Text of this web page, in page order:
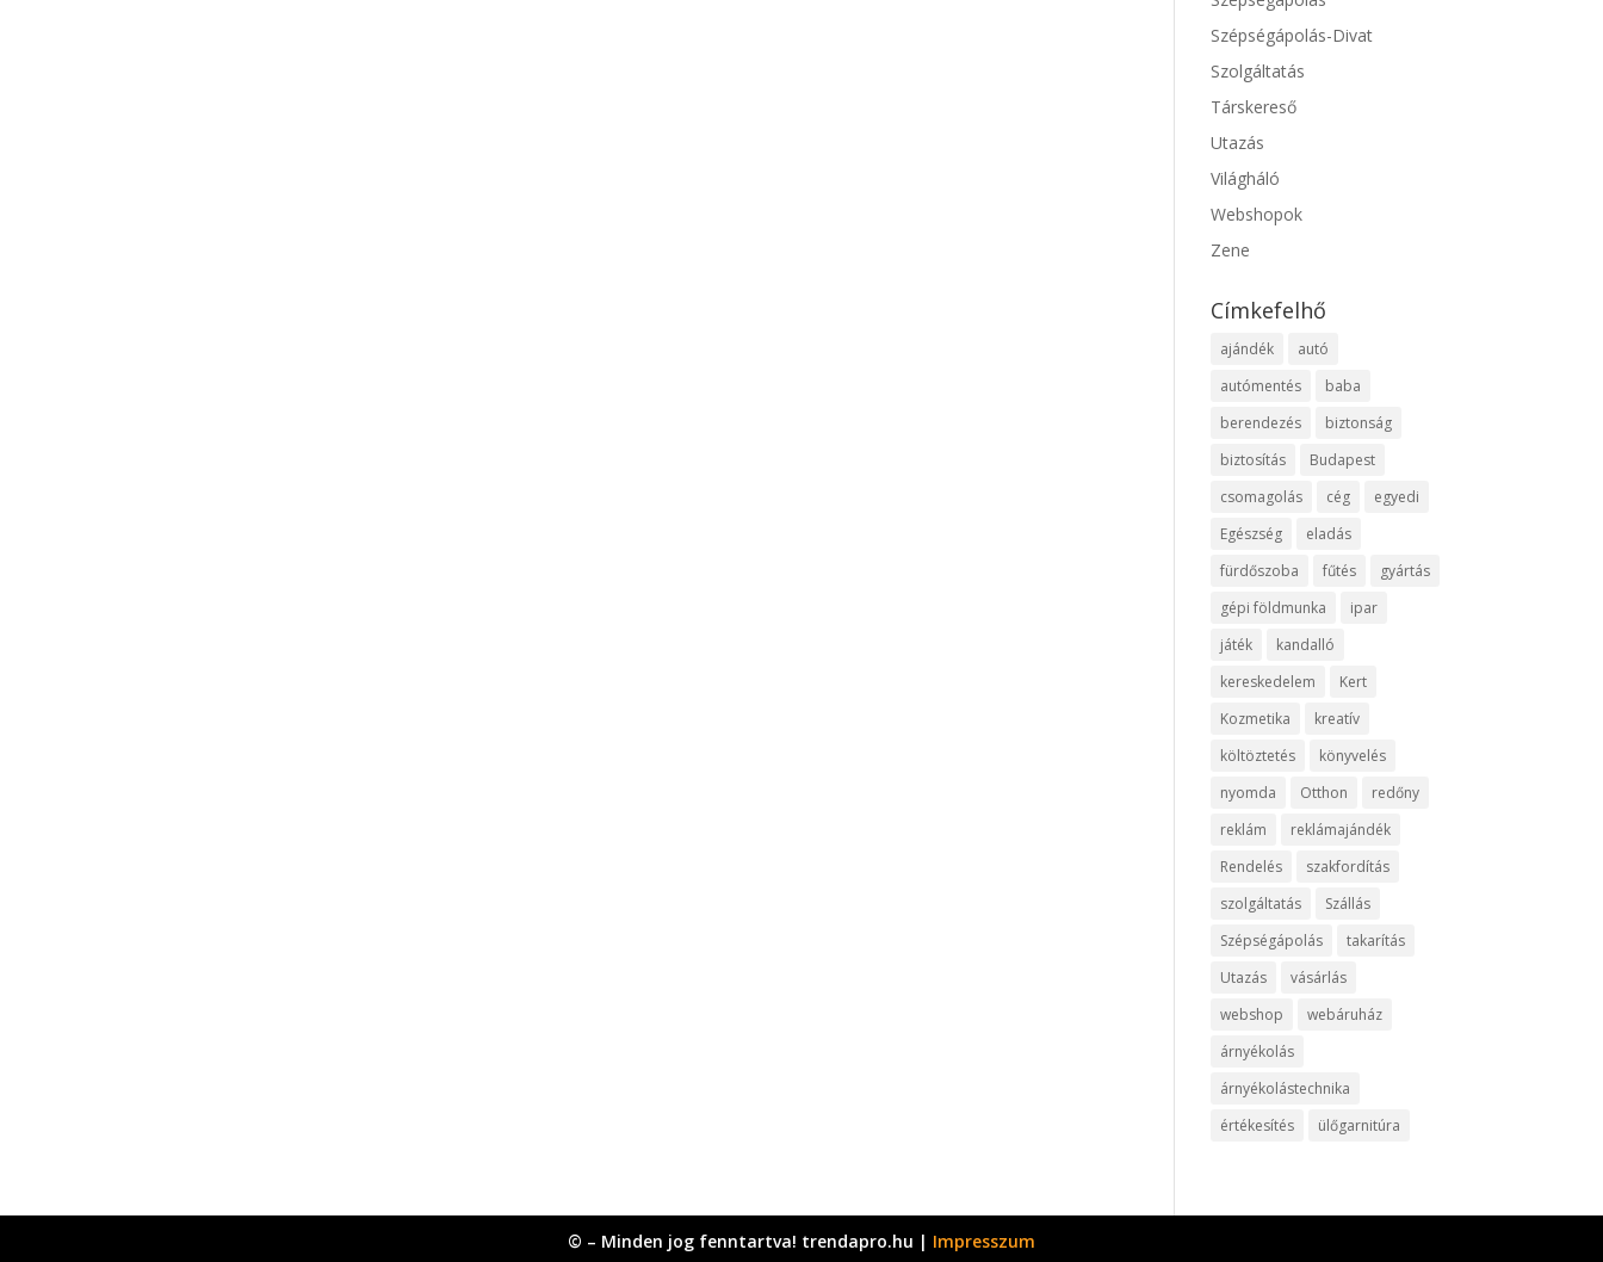
Szépségápolás-Divat
Szolgáltatás
Társkereső
Utazás
Világháló
Webshopok
Zene
Címkefelhő
ajándék
autó
autómentés
baba
berendezés
biztonság
biztosítás
Budapest
csomagolás
cég
egyedi
Egészség
eladás
fürdőszoba
fűtés
gyártás
gépi földmunka
ipar
játék
kandalló
kereskedelem
Kert
Kozmetika
kreatív
költöztetés
könyvelés
nyomda
Otthon
redőny
reklám
reklámajándék
Rendelés
szakfordítás
szolgáltatás
Szállás
Szépségápolás
takarítás
Utazás
vásárlás
webshop
webáruház
árnyékolás
árnyékolástechnika
értékesítés
ülőgarnitúra
© – Minden jog fenntartva! trendapro.hu | Impresszum